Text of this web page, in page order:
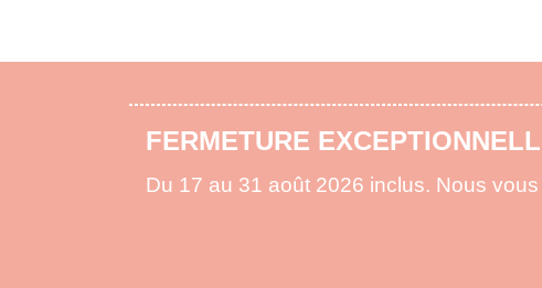
ARRÊTÉ PRÉFECTORAL
La préfecture vous informe de la